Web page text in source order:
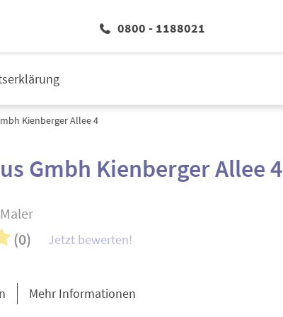
0800 - 1188021
Kienberger Allee 4
Gmbh Kienberger Allee 4
(0) Jetzt bewerten!
Mehr Informationen